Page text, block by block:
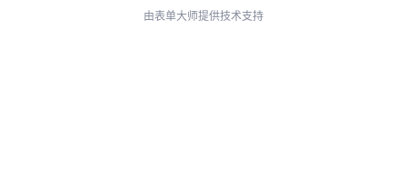
由表单大师提供技术支持